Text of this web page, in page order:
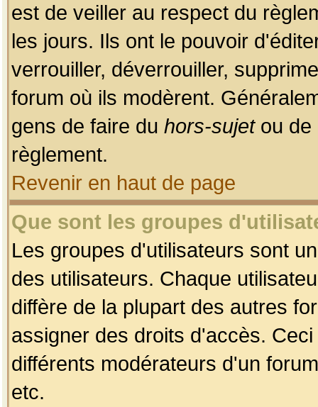
est de veiller au respect du
les jours. Ils ont le pouvoir
verrouiller, déverrouiller,
forum où ils modèrent.
gens de faire du hors-sujetou de
règlement.
Revenir en haut de page
Que sont les groupes
Les groupes d'utilisateurs sont
des utilisateurs. Chaque
diffère de la plupart des autres
assigner des droits d'accès.
différents modérateurs d'un
etc.